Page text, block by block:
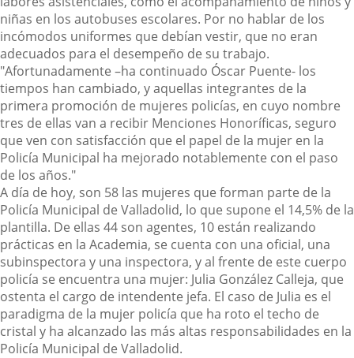
niñas en los autobuses escolares. Por no hablar de los
incómodos uniformes que debían vestir, que no eran
adecuados para el desempeño de su trabajo.
"Afortunadamente –ha continuado Óscar Puente- los
tiempos han cambiado, y aquellas integrantes de la
primera promoción de mujeres policías, en cuyo nombre
tres de ellas van a recibir Menciones Honoríficas, seguro
que ven con satisfacción que el papel de la mujer en la
Policía Municipal ha mejorado notablemente con el paso
de los años."
A día de hoy, son 58 las mujeres que forman parte de la
Policía Municipal de Valladolid, lo que supone el 14,5% de la
plantilla. De ellas 44 son agentes, 10 están realizando
prácticas en la Academia, se cuenta con una oficial, una
subinspectora y una inspectora, y al frente de este cuerpo
policía se encuentra una mujer: Julia González Calleja, que
ostenta el cargo de intendente jefa. El caso de Julia es el
paradigma de la mujer policía que ha roto el techo de
cristal y ha alcanzado las más altas responsabilidades en la
Policía Municipal de Valladolid.